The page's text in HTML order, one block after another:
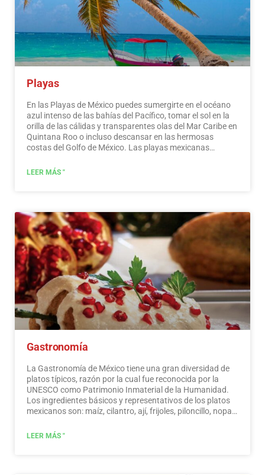
Playas
En las Playas de México puedes sumergirte en el océano
azul intenso de las bahías del Pacífico, tomar el sol en la
orilla de las cálidas y transparentes olas del Mar Caribe en
Quintana Roo o incluso descansar en las hermosas
costas del Golfo de México. Las playas mexicanas
visitarlos, además de disfrutar del excelente clima y las
LEER MÁS "
Gastronomía
La Gastronomía de México tiene una gran diversidad de
platos típicos, razón por la cual fue reconocida por la
UNESCO como Patrimonio Inmaterial de la Humanidad.
Los ingredientes básicos y representativos de los platos
mexicanos son: maíz, cilantro, ají, frijoles, piloncillo, nopal
sus salsas, que sirven de acompañamiento a platos
LEER MÁS "